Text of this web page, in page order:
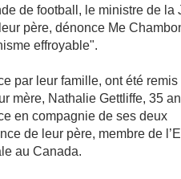
de football, le ministre de la
père, dénonce Me
effroyable".
par leur famille, ont été
mère, Nathalie Gettliffe, 35
en compagnie de ses deux
de leur père, membre de
au Canada.